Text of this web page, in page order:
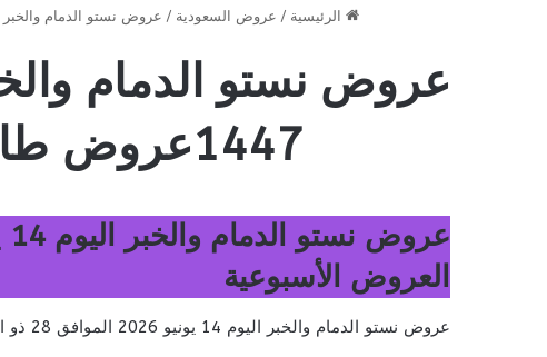
الرئيسية / عروض السعودية / عروض نستو الدمام والخبر
1447عروض طازجة لمدة 3 أيام & العروض الأسبوعية
العروض الأسبوعية
عروض نستو الدمام والخبر اليوم 14 يونيو 2026 الموافق 28 ذو الحجة 1447عروض طازجة لمدة 3 أيام & العروض الأسبوعية